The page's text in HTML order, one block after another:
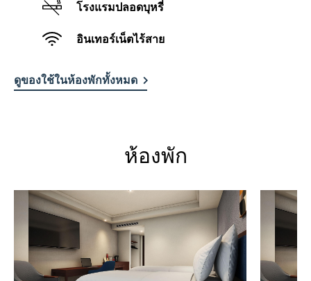
โรงแรมปลอดบุหรี่
อินเทอร์เน็ตไร้สาย
ดูของใช้ในห้องพักทั้งหมด
ห้องพัก